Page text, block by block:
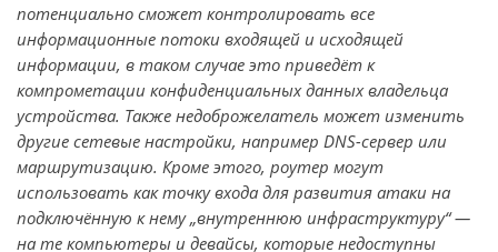
потенциально сможет контролировать все
информационные потоки входящей и исходящей
информации, в таком случае это приведёт к
компрометации конфиденциальных данных владельца
устройства. Также недоброжелатель может изменить
другие сетевые настройки, например DNS-сервер или
маршрутизацию. Кроме этого, роутер могут
использовать как точку входа для развития атаки на
подключённую к нему „внутреннюю инфраструктуру“ —
на те компьютеры и девайсы, которые недоступны